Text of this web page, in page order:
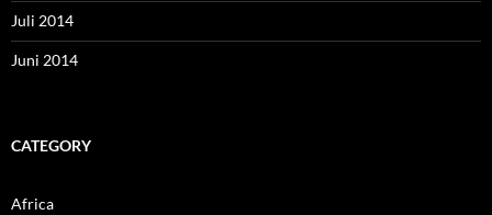
Juli 2014
Juni 2014
CATEGORY
Africa